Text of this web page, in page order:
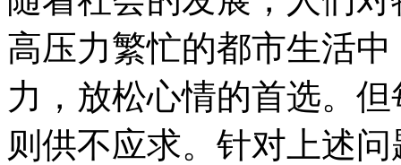
高压力繁忙的都市生活
力，放松心情的首选。
则供不应求。针对上述